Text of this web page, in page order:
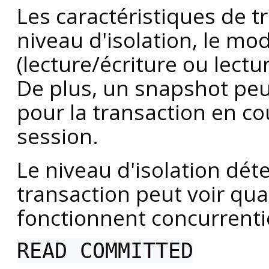
Les caractéristiques de
niveau d'isolation, le
(lecture/écriture ou
De plus, un snapshot
pour la transaction en
session.
Le niveau d'isolation
transaction peut voir
fonctionnent
READ COMMITTED